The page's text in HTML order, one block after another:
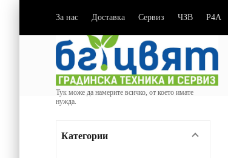
За нас Доставка Сервиз ЧЗВ P4A
Тук може да намерите всичко, от което имате
нужда.
Категории